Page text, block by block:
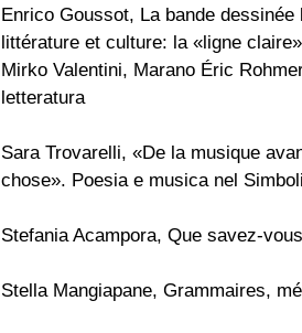
Enrico Goussot, La bande dessinée
littérature et culture: la «ligne claire»
Mirko Valentini, Marano Éric
letteratura
Sara Trovarelli, «De la musique
chose». Poesia e musica nel
Stefania Acampora, Que savez-
Stella Mangiapane, Grammaires,